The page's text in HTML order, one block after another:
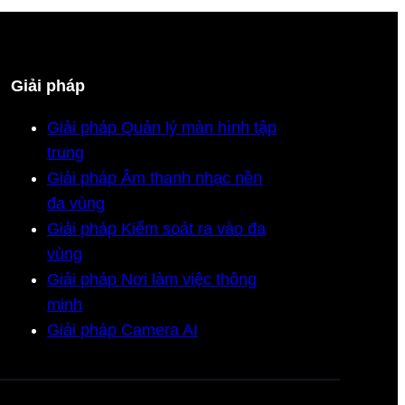
Giải pháp
Giải pháp Quản lý màn hình tập
trung
Giải pháp Âm thanh nhạc nền
đa vùng
Giải pháp Kiểm soát ra vào đa
vùng
Giải pháp Nơi làm việc thông
minh
Giải pháp Camera AI